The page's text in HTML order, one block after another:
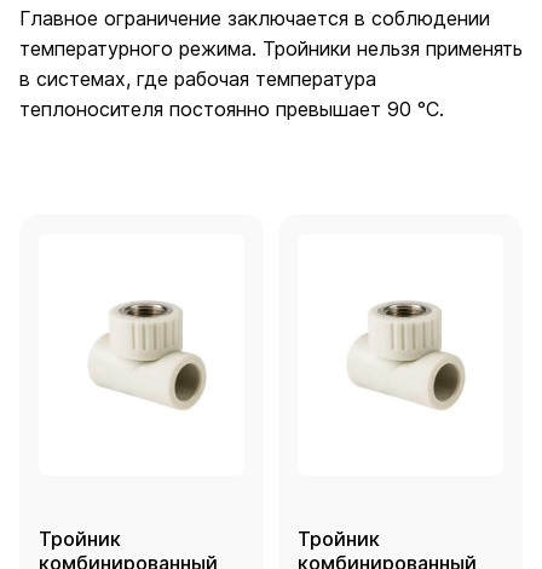
Главное ограничение заключается в соблюдении
температурного режима. Тройники нельзя применять
в системах, где рабочая температура
теплоносителя постоянно превышает 90 °C.
Тройник
комбинированный
Тройник
комбинированный